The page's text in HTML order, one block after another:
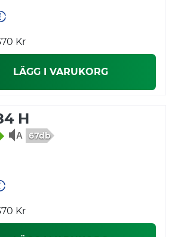
Kr
LÄGG I VARUKORG
H
67db
Kr